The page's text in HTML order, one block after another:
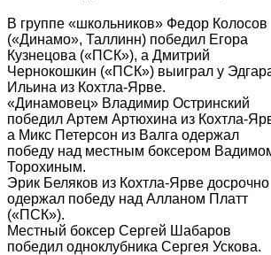
В группе «школьников» Федор Колосов
(«Динамо», Таллинн) победил Егора
Кузнецова («ПСК»), а Дмитрий
Чернокошкин («ПСК») выиграл у
Ильина из Кохтла-Ярве.
«Динамовец» Владимир Остринский
победил Артем Артюхина из Кохтла-
а Микс Петерсон из Валга одержал
победу над местным боксером
Торохиным.
Эрик Беляков из Кохтла-Ярве досрочно
одержал победу над Алланом Платт
(«ПСК»).
Местный боксер Сергей Шабаров
победил одноклубника Сергея Ускова.